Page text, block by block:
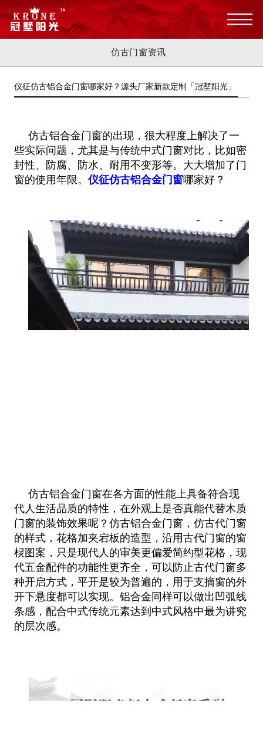
仿古门窗资讯
仪征仿古铝合金门窗哪家好？源头厂家新款定制「冠墅阳光」
仿古铝合金门窗的出现，很大程度上解决了一
些实际问题，尤其是与传统中式门窗对比，比如密
封性、防腐、防水、耐用不变形等。大大增加了门
窗的使用年限。仪征仿古铝合金门窗哪家好？
仿古铝合金门窗在各方面的性能上具备符合现
代人生活品质的特性，在外观上是否真能代替木质
门窗的装饰效果呢？仿古铝合金门窗，仿古代门窗
的样式，花格加夹宕板的造型，沿用古代门窗的窗
棂图案，只是现代人的审美更偏爱简约型花格，现
代五金配件的功能性更齐全，可以防止古代门窗多
种开启方式，平开是较为普遍的，用于支摘窗的外
开下悬度都可以实现。铝合金同样可以做出凹弧线
条感，配合中式传统元素达到中式风格中最为讲究
的层次感。